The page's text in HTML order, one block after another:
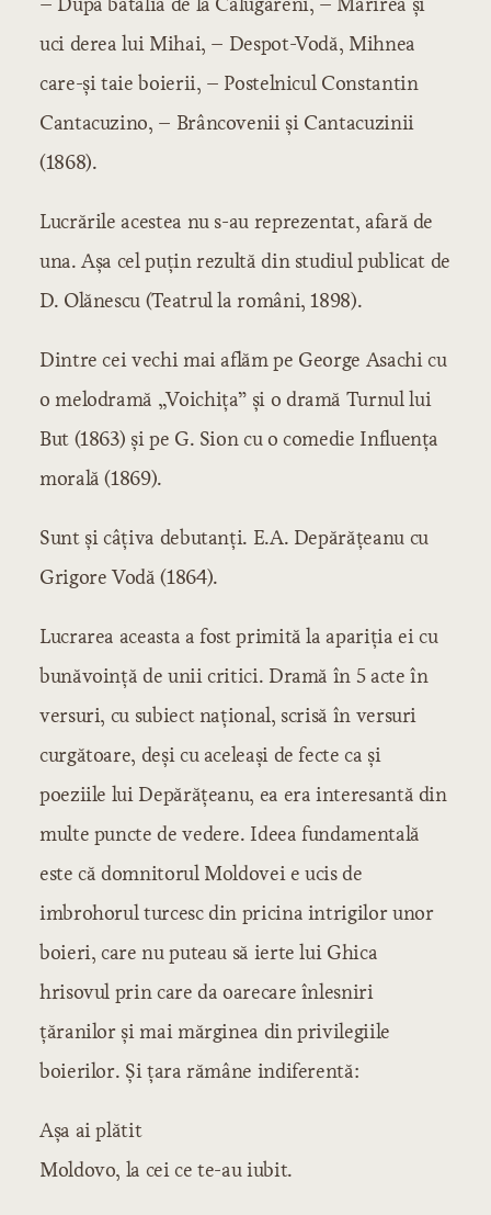
uci derea lui Mihai, – Despot-Vodă, Mihnea
care-şi taie boierii, – Postelnicul Constantin
Cantacuzino, – Brâncovenii şi Cantacuzinii
(1868).
Lucrările acestea nu s-au reprezentat, afară de
una. Aşa cel puţin rezultă din studiul publicat de
D. Olănescu (Teatrul la români, 1898).
Dintre cei vechi mai aflăm pe George Asachi cu
o melodramă „Voichiţa” şi o dramă Turnul lui
But (1863) şi pe G. Sion cu o comedie Influenţa
morală (1869).
Sunt şi câţiva debutanţi. E.A. Depărăţeanu cu
Grigore Vodă (1864).
Lucrarea aceasta a fost primită la apariţia ei cu
bunăvoinţă de unii critici. Dramă în 5 acte în
versuri, cu subiect naţional, scrisă în versuri
curgătoare, deşi cu aceleaşi de fecte ca şi
poeziile lui Depărăţeanu, ea era interesantă din
multe puncte de vedere. Ideea fundamentală
este că domnitorul Moldovei e ucis de
imbrohorul turcesc din pricina intrigilor unor
boieri, care nu puteau să ierte lui Ghica
hrisovul prin care da oarecare înlesniri
ţăranilor şi mai mărginea din privilegiile
boierilor. Şi ţara rămâne indiferentă:
Aşa ai plătit
Moldovo, la cei ce te-au iubit.